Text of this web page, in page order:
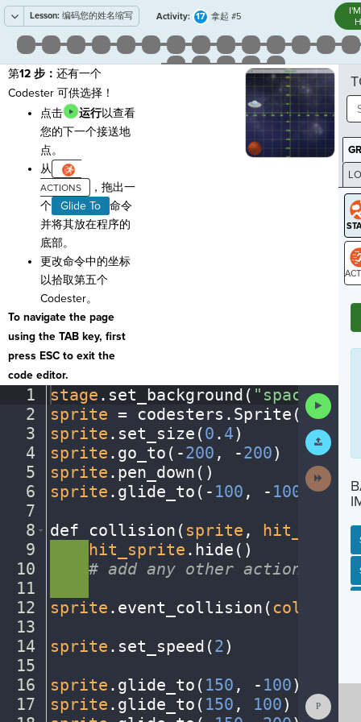
Lesson: 编码您的姓名缩写 Activity: 17 拿起 #5
第12 步： 还有一个
Codester 可供选择！
点击
运行以查看
您的下一个接送地
点。
从
，拖出一
个
Glide To
命令
并将其放在程序的
底部。
更改命令中的坐标
以拾取第五个
Codester。
To navigate the page
using the TAB key, first
press ESC to exit the
code editor.
1
2
3
4
5
6
7
8
9
10
11
12
13
14
15
16
17
stage . set_background( "space")
sprite = codesters . Sprite( "ufo"
sprite . set_size(0 . 4)
sprite . go_to( -200 , -200)
sprite . pen_down()
sprite . glide_to( - 100 , - 100 )¬
def
collision( sprite , hit_sprite
hit_sprite . hide()
# add any other actions...
sprite . event_collision( collision
sprite . set_speed(2)
sprite . glide_to( 150 , - 100)
sprite . glide_to( 150 , 100)
Code
Work
Activity